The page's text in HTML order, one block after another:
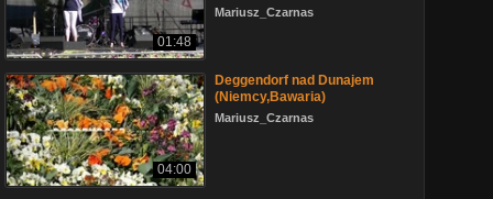
01:48
Mariusz_Czarnas
04:00
Deggendorf nad Dunajem
(Niemcy,Bawaria)
Mariusz_Czarnas